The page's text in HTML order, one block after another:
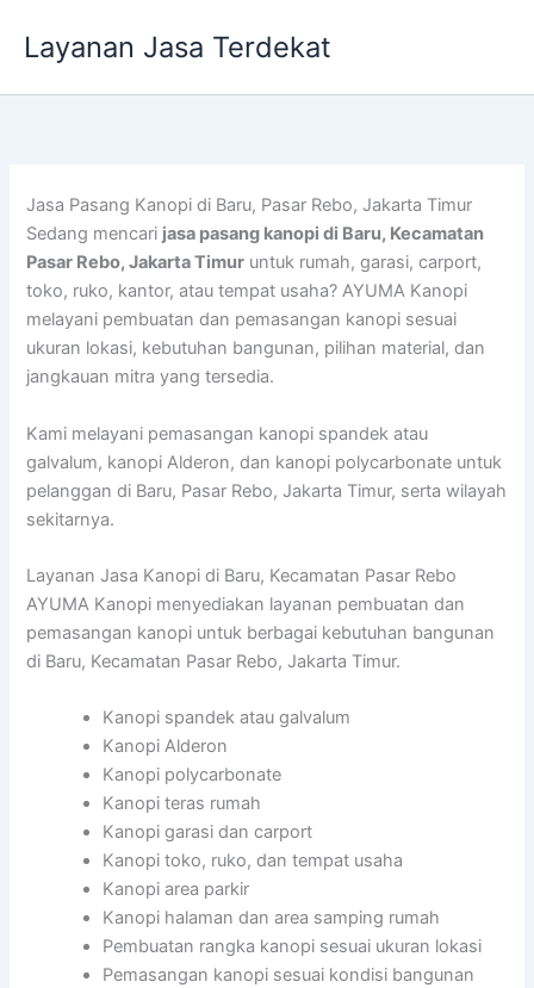
Layanan Jasa Terdekat
Jasa Pasang Kanopi di Baru, Pasar Rebo, Jakarta Timur
Sedang mencari jasa pasang kanopi di Baru, Kecamatan
Pasar Rebo, Jakarta Timur untuk rumah, garasi, carport,
toko, ruko, kantor, atau tempat usaha? AYUMA Kanopi
melayani pembuatan dan pemasangan kanopi sesuai
ukuran lokasi, kebutuhan bangunan, pilihan material, dan
jangkauan mitra yang tersedia.
Kami melayani pemasangan kanopi spandek atau
galvalum, kanopi Alderon, dan kanopi polycarbonate untuk
pelanggan di Baru, Pasar Rebo, Jakarta Timur, serta wilayah
sekitarnya.
Layanan Jasa Kanopi di Baru, Kecamatan Pasar Rebo
AYUMA Kanopi menyediakan layanan pembuatan dan
pemasangan kanopi untuk berbagai kebutuhan bangunan
di Baru, Kecamatan Pasar Rebo, Jakarta Timur.
Kanopi spandek atau galvalum
Kanopi Alderon
Kanopi polycarbonate
Kanopi teras rumah
Kanopi garasi dan carport
Kanopi toko, ruko, dan tempat usaha
Kanopi area parkir
Kanopi halaman dan area samping rumah
Pembuatan rangka kanopi sesuai ukuran lokasi
Pemasangan kanopi sesuai kondisi bangunan